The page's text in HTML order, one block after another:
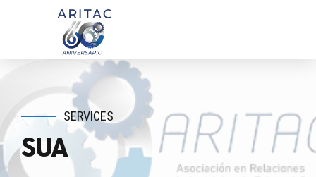
SERVICES
SUA